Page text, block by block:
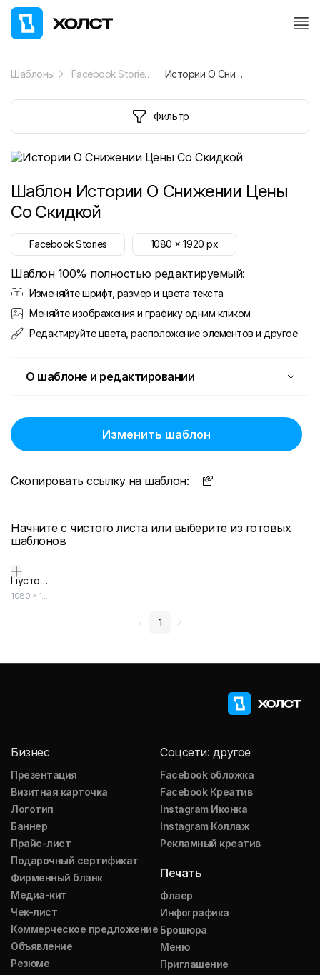
Шаблоны Facebook Stories Истории О Снижении Цены Со Скидкой
Фильтр
Шаблон Истории О Снижении Цены
Со Скидкой
Facebook Stories 1080 x1920 px
Шаблон 100% полностью редактируемый:
Изменяйте шрифт, размер и цвета текста
Меняйте изображения и графику одним кликом
Редактируйте цвета, расположение элементов и другое
О шаблоне и редактировании
Изменить шаблон
Скопировать ссылку на шаблон:
Начните с чистого листа или выберите из готовых
шаблонов
Пустой дизайн-макет
1080 × 1920
1
Бизнес
Презентация
Визитная карточка
Логотип
Баннер
Прайс-лист
Подарочный сертификат
Фирменный бланк
Медиа-кит
Чек-лист
Коммерческое предложение
Объявление
Резюме
Соцсети: другое
Facebook обложка
Facebook Креатив
Instagram Иконка
Instagram Коллаж
Рекламный креатив
Печать
Флаер
Инфографика
Брошюра
Меню
Приглашение